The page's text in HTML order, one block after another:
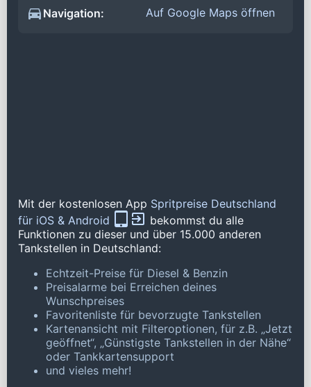
Navigation:
Auf Google Maps öffnen
Mit der kostenlosen App Spritpreise Deutschland
für iOS & Android
bekommst du alle
Funktionen zu dieser und über 15.000 anderen
Tankstellen in Deutschland:
Echtzeit-Preise für Diesel & Benzin
Preisalarme bei Erreichen deines
Wunschpreises
Favoritenliste für bevorzugte Tankstellen
Kartenansicht mit Filteroptionen, für z.B. „Jetzt
geöffnet“, „Günstigste Tankstellen in der Nähe“
oder Tankkartensupport
und vieles mehr!